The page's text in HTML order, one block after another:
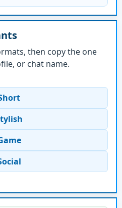
then copy the one
or chat name.